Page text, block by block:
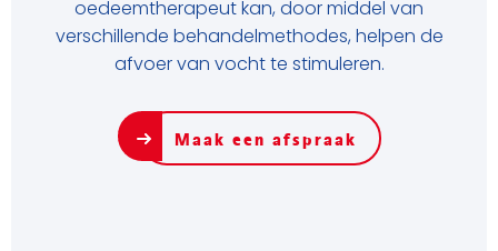
oedeemtherapeut kan, door middel van
verschillende behandelmethodes, helpen de
afvoer van vocht te stimuleren.
Maak een afspraak